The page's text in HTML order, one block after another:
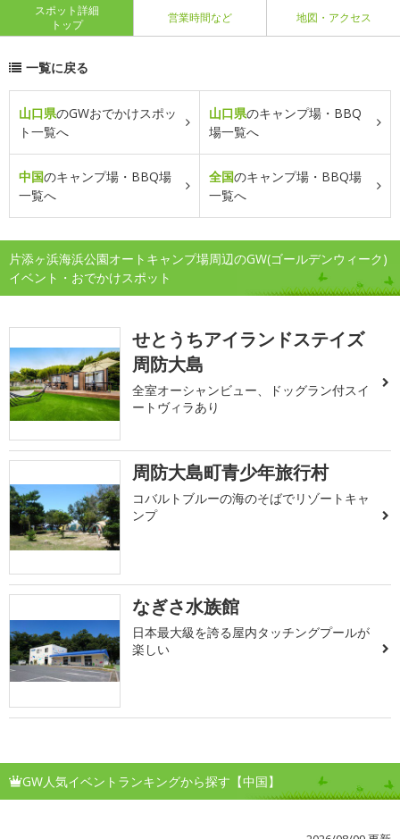
スポット詳細
トップ
営業時間など 地図・アクセス
一覧に戻る
山口県のGWおでかけスポッ
ト一覧へ
山口県のキャンプ場・BBQ
場一覧へ
中国のキャンプ場・BBQ場
一覧へ
全国のキャンプ場・BBQ場
一覧へ
片添ヶ浜海浜公園オートキャンプ場周辺のGW(ゴールデンウィーク)
イベント・おでかけスポット
せとうちアイランドステイズ
周防大島
全室オーシャンビュー、ドッグラン付スイ
ートヴィラあり
周防大島町青少年旅行村
コバルトブルーの海のそばでリゾートキャ
ンプ
なぎさ水族館
日本最大級を誇る屋内タッチングプールが
楽しい
GW人気イベントランキングから探す【中国】